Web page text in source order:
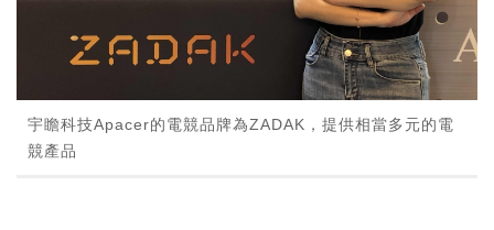
宇瞻科技Apacer的電競品牌為ZADAK，提供相當多元的電
競產品